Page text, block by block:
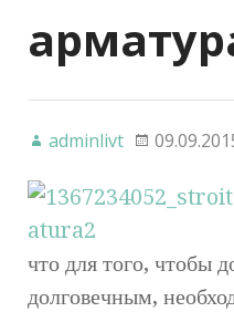
adminlivt
что для того, чтобы
долговечным,